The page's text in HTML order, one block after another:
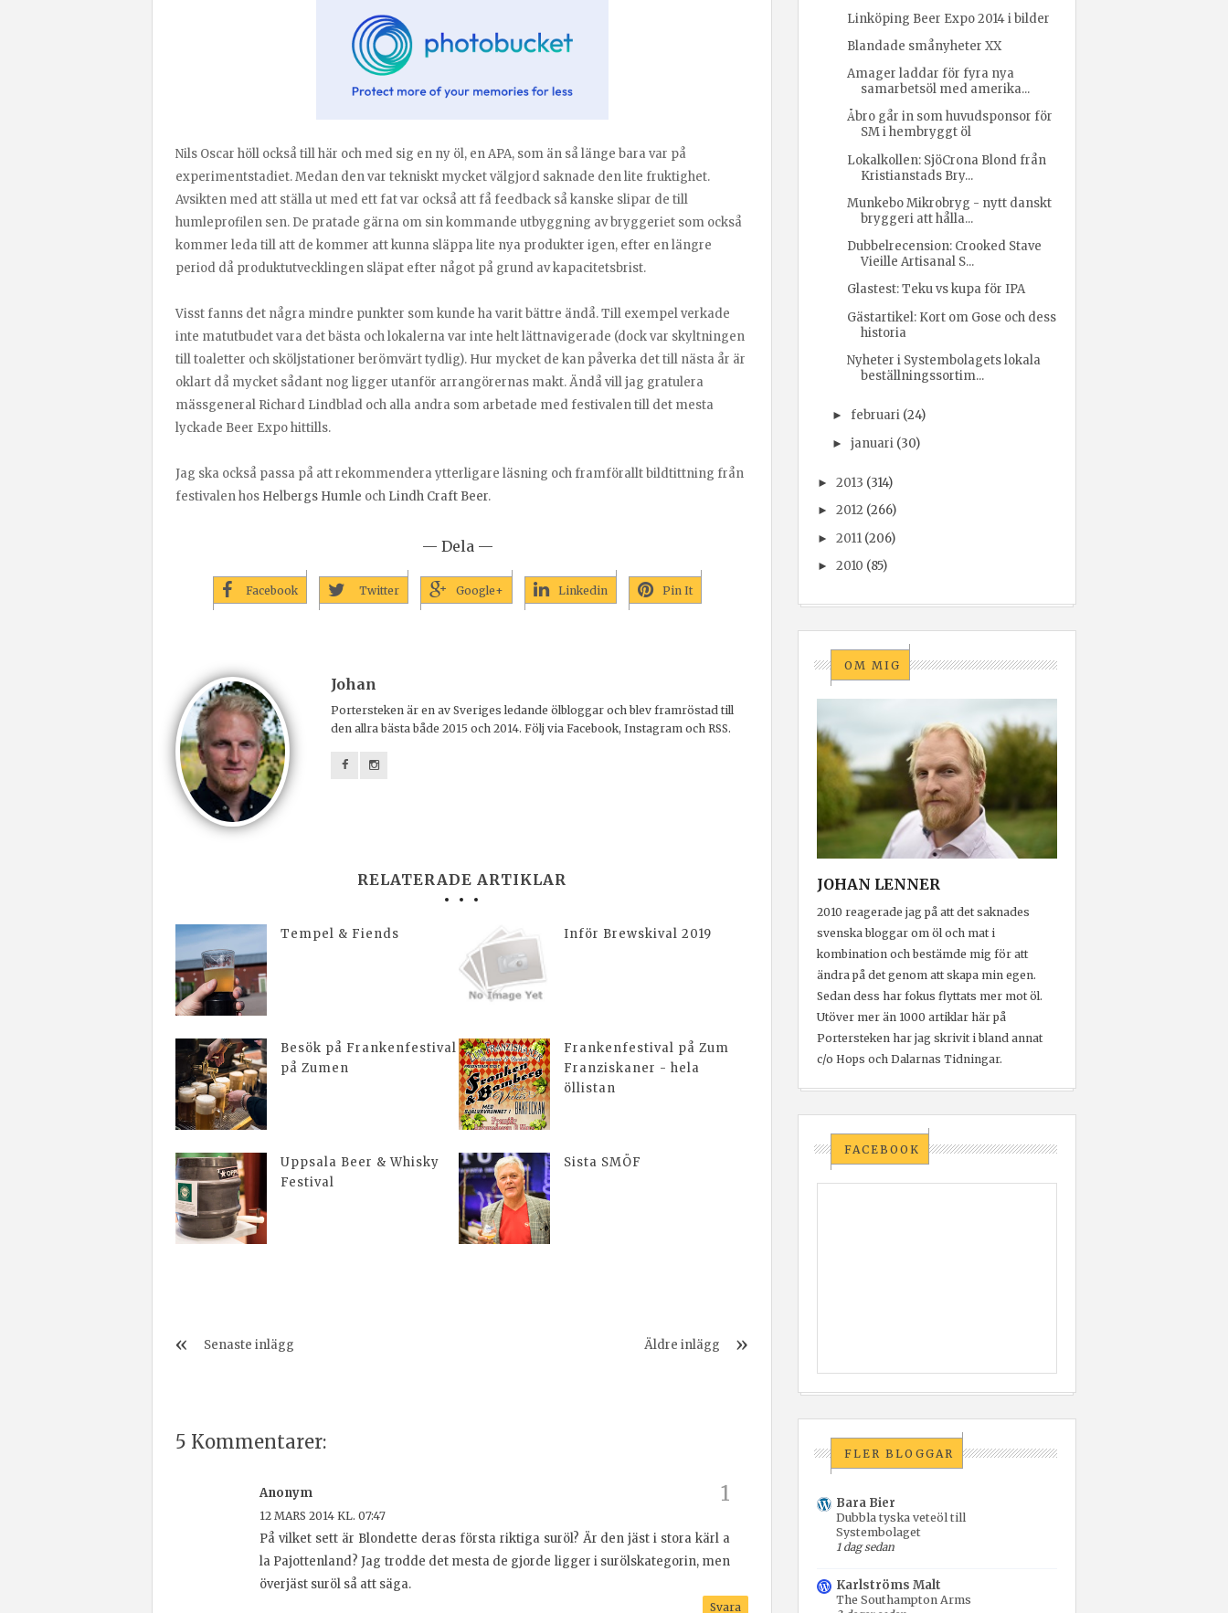
Nils Oscar höll också till här och med sig en ny öl, en APA, som än så länge bara var på
experimentstadiet. Medan den var tekniskt mycket välgjord saknade den lite fruktighet.
Avsikten med att ställa ut med ett fat var också att få feedback så kanske slipar de till
humleprofilen sen. De pratade gärna om sin kommande utbyggning av bryggeriet som också
kommer leda till att de kommer att kunna släppa lite nya produkter igen, efter en längre
period då produktutvecklingen släpat efter något på grund av kapacitetsbrist.
Visst fanns det några mindre punkter som kunde ha varit bättre ändå. Till exempel verkade
inte matutbudet vara det bästa och lokalerna var inte helt lättnavigerade (dock var skyltningen
till toaletter och sköljstationer berömvärt tydlig). Hur mycket de kan påverka det till nästa år är
oklart då mycket sådant nog ligger utanför arrangörernas makt. Ändå vill jag gratulera
mässgeneral Richard Lindblad och alla andra som arbetade med festivalen till det mesta
lyckade Beer Expo hittills.
Jag ska också passa på att rekommendera ytterligare läsning och framförallt bildtittning från
festivalen hos Helbergs Humle och Lindh Craft Beer.
— Dela —
Facebook Twitter Google+ Linkedin Pin It
Johan
Portersteken är en av Sveriges ledande ölbloggar och blev framröstad till
den allra bästa både 2015 och 2014. Följ via Facebook, Instagram och RSS.
RELATERADE ARTIKLAR
Tempel & Fiends Inför Brewskival 2019
Besök på Frankenfestival
på Zumen
Frankenfestival på Zum
Franziskaner - hela
öllistan
Uppsala Beer & Whisky
Festival
Sista SMÖF
Senaste inlägg Äldre inlägg
5 Kommentarer:
Anonym
12 MARS 2014 KL. 07:47
På vilket sett är Blondette deras första riktiga suröl? Är den jäst i stora kärl a
la Pajottenland? Jag trodde det mesta de gjorde ligger i surölskategorin, men
överjäst suröl så att säga.
Svara
Linköping Beer Expo 2014 i bilder
Blandade smånyheter XX
Amager laddar för fyra nya
samarbetsöl med amerika...
Åbro går in som huvudsponsor för
SM i hembryggt öl
Lokalkollen: SjöCrona Blond från
Kristianstads Bry...
Munkebo Mikrobryg - nytt danskt
bryggeri att hålla...
Dubbelrecension: Crooked Stave
Vieille Artisanal S...
Glastest: Teku vs kupa för IPA
Gästartikel: Kort om Gose och dess
historia
Nyheter i Systembolagets lokala
beställningssortim...
► februari (24)
► januari (30)
►2013 (314)
►2012 (266)
►2011 (206)
►2010 (85)
OM MIG
JOHAN LENNER
2010 reagerade jag på att det saknades
svenska bloggar om öl och mat i
kombination och bestämde mig för att
ändra på det genom att skapa min egen.
Sedan dess har fokus flyttats mer mot öl.
Utöver mer än 1000 artiklar här på
Portersteken har jag skrivit i bland annat
c/o Hops och Dalarnas Tidningar.
FACEBOOK
FLER BLOGGAR
Bara Bier
Dubbla tyska veteöl till
Systembolaget
1 dag sedan
Karlströms Malt
The Southampton Arms